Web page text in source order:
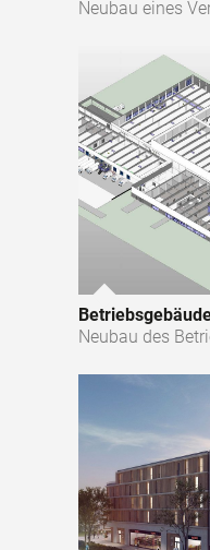
Neubau eines
Neubau des